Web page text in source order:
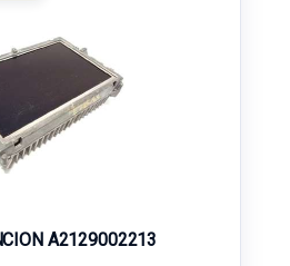
A2129002213